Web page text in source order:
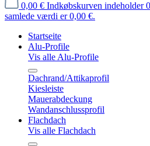
0,00 € Indkøbskurven indeholder
samlede værdi er 0,00 €.
Startseite
Alu-Profile
Vis alle Alu-Profile
Dachrand/Attikaprofil
Kiesleiste
Mauerabdeckung
Wandanschlussprofil
Flachdach
Vis alle Flachdach